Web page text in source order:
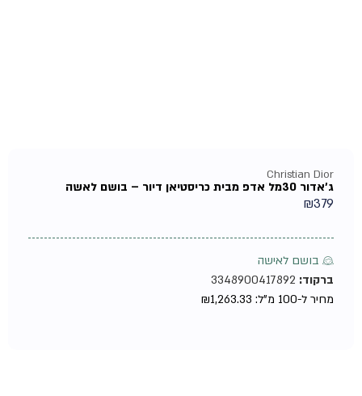
Christian Dior
ג'אדור 30מל אדפ מבית כריסטיאן דיור – בושם לאשה
₪379
♀ בושם לאישה
ברקוד:3348900417892
מחיר ל-100 מ"ל:
₪1,263.33